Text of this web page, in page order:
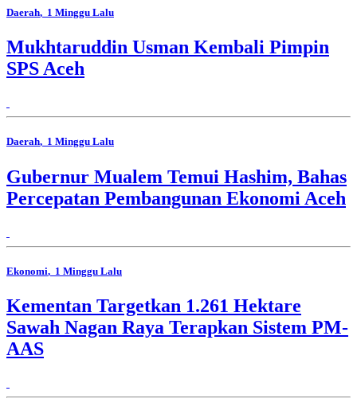
Daerah, 1 Minggu Lalu
Mukhtaruddin Usman Kembali Pimpin
SPS Aceh
Daerah, 1 Minggu Lalu
Gubernur Mualem Temui Hashim, Bahas
Percepatan Pembangunan Ekonomi Aceh
Ekonomi, 1 Minggu Lalu
Kementan Targetkan 1.261 Hektare
Sawah Nagan Raya Terapkan Sistem PM-
AAS